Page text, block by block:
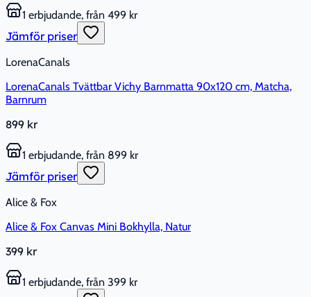
1 erbjudande, från 499 kr
Jämför priser
LorenaCanals
LorenaCanals Tvättbar Vichy Barnmatta 90x120 cm, Matcha,
Barnrum
899 kr
1 erbjudande, från 899 kr
Jämför priser
Alice & Fox
Alice & Fox Canvas Mini Bokhylla, Natur
399 kr
1 erbjudande, från 399 kr